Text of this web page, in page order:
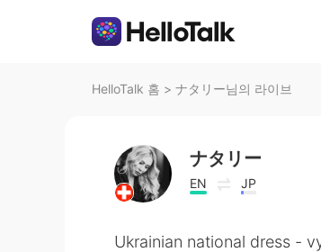
HelloTalk 홈 > ナタリー님의 라이브
ナタリー
EN JP
Ukrainian national dress -